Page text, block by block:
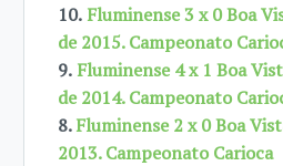
10. Fluminense 3 x 0 Boa
de 2015. Campeonato
9. Fluminense 4 x 1 Boa
de 2014. Campeonato
8.Fluminense 2 x 0 Boa
2013. Campeonato Carioca